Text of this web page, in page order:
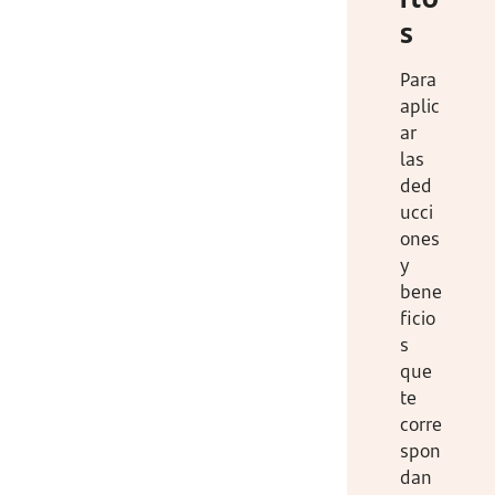
s
Para
aplic
ar
las
ded
ucci
ones
y
bene
ficio
s
que
te
corre
spon
dan